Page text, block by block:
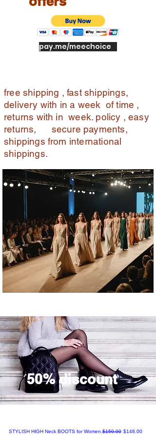
pay.me/meechoice
free shipping , fast shippings,
delivery with in a week of time ,
returns with in week. policy , easy
returns, secure payments,
shippings from international
shippings.
50% discount
STYLISH HIGH Neck BOOTS for Women.通常価格
$150.00 セール価格
$148.00